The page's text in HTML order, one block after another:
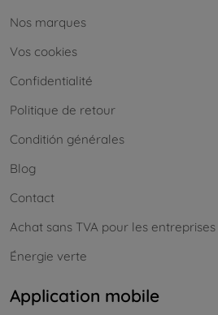
Nos marques
Vos cookies
Confidentialité
Politique de retour
Conditión générales
Blog
Contact
Achat sans TVA pour les entreprises
Énergie verte
Application mobile